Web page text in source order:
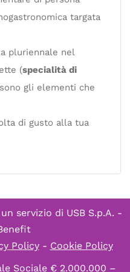
targata
pluriennale nel
(specialità di
gli elementi che
di gusto alla tua
servizio di USB S.p.A. -
Policy- Cookie Policy
Sociale € 2.000.000 –